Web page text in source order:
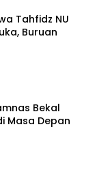
Tahfidz NU
Buruan
Bekal
Masa Depan